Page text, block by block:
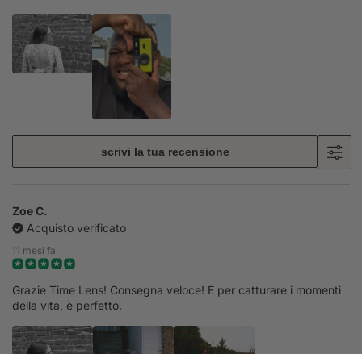
scrivi la tua recensione
Zoe C.
Acquisto verificato
11 mesi fa
Grazie Time Lens! Consegna veloce! E per catturare i momenti
della vita, è perfetto.